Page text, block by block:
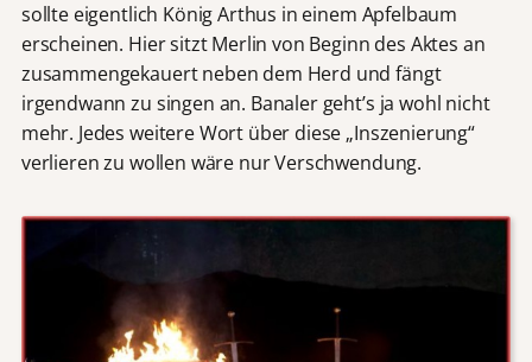
sollte eigentlich König Arthus in einem Apfelbaum
erscheinen. Hier sitzt Merlin von Beginn des Aktes an
zusammengekauert neben dem Herd und fängt
irgendwann zu singen an. Banaler geht’s ja wohl nicht
mehr. Jedes weitere Wort über diese „Inszenierung“
verlieren zu wollen wäre nur Verschwendung.